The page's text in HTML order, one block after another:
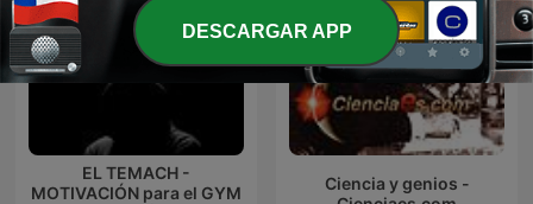
EL TEMACH -
MOTIVACIÓN para el GYM
Ciencia y genios -
DESCARGAR APP